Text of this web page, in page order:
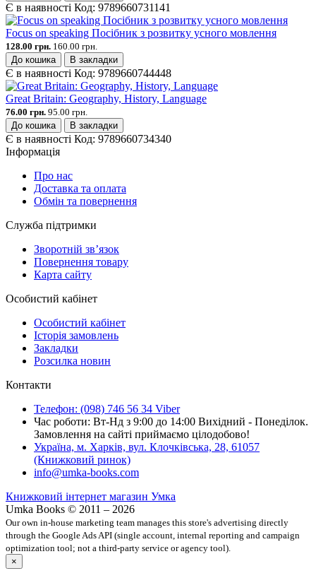
Є в наявності Код: 9789660731141
Focus on speaking Посібник з розвитку усного мовлення
128.00 грн. 160.00 грн.
До кошика
В закладки
Є в наявності Код: 9789660744448
Great Britain: Geography, History, Language
76.00 грн. 95.00 грн.
До кошика
В закладки
Є в наявності Код: 9789660734340
Інформація
Про нас
Доставка та оплата
Обмін та повернення
Служба підтримки
Зворотній зв’язок
Повернення товару
Карта сайту
Особистий кабінет
Особистий кабінет
Історія замовлень
Закладки
Розсилка новин
Контакти
Телефон: (098) 746 56 34 Viber
Час роботи: Вт-Нд з 9:00 до 14:00 Вихідний - Понеділок.
Замовлення на сайті приймаємо цілодобово!
Україна, м. Харків, вул. Клочківська, 28, 61057
(Книжковий ринок)
info@umka-books.com
Книжковий інтернет магазин Умка
Umka Books © 2011 – 2026
Our own in-house marketing team manages this store's advertising directly
through the Google Ads API (single account, internal reporting and campaign
optimization tool; not a third-party service or agency tool).
×